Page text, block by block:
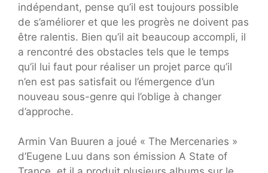
indépendant, pense qu’il est toujours possible
de s’améliorer et que les progrès ne doivent pas
être ralentis. Bien qu’il ait beaucoup accompli, il
a rencontré des obstacles tels que le temps
qu’il lui faut pour réaliser un projet parce qu’il
n’en est pas satisfait ou l’émergence d’un
nouveau sous-genre qui l’oblige à changer
d’approche.
Armin Van Buuren a joué « The Mercenaries »
d’Eugene Luu dans son émission A State of